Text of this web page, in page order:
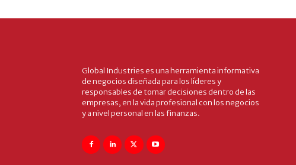
Global Industries es una herramienta informativa
de negocios diseñada para los líderes y
responsables de tomar decisiones dentro de las
empresas, en la vida profesional con los negocios
y a nivel personal en las finanzas.